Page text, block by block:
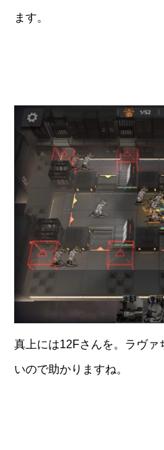
ます。
真上には12Fさんを。ラヴァ
いので助かりますね。